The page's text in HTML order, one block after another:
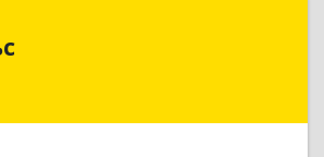
Алтай Респ, Горно-Алтайск г,